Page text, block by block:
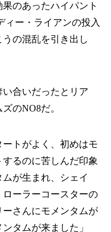
のあったハイパント
ィー・ライアンの投入
の混乱を引き出し
い合いだったとリア
のNO8だ。
ートがよく、初めはモ
るのに苦しんだ印象
が生まれ、シェイ
ーラーコースターの
さんにモメンタムが
タムが来ました」